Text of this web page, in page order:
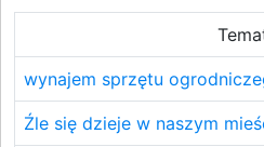
wynajem sprzętu
Źle się dzieje w naszym